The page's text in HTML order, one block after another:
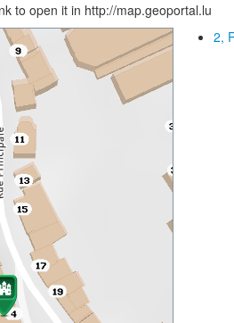
to open it in http://map.geoportal.lu
2,